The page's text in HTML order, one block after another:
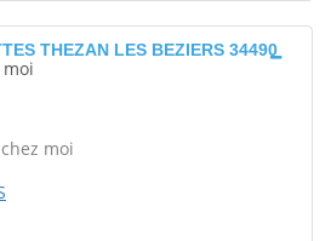
THEZAN LES BEZIERS 34490
moi